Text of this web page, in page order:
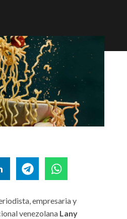
empresaria y
venezolana Lany